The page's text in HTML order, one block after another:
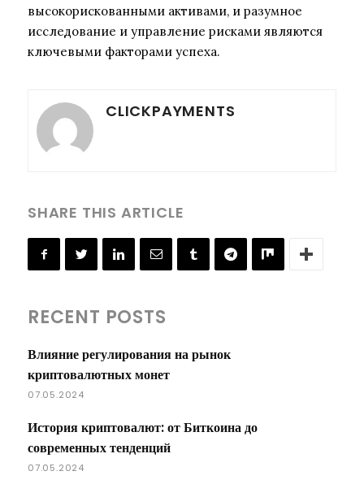
высокорискованными активами, и разумное
исследование и управление рисками являются
ключевыми факторами успеха.
CLICKPAYMENTS
SHARE THIS ARTICLE
RECENT POSTS
Влияние регулирования на рынок
криптовалютных монет
07.05.2024
История криптовалют: от Биткоина до
современных тенденций
07.05.2024